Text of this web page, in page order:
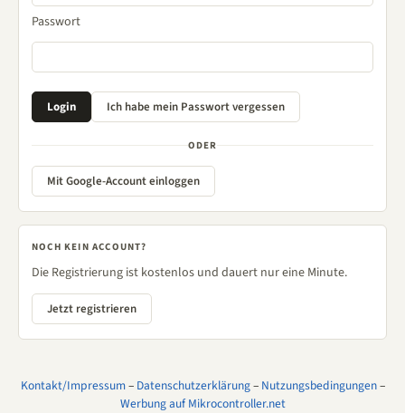
Passwort
ODER
Mit Google-Account einloggen
NOCH KEIN ACCOUNT?
Die Registrierung ist kostenlos und dauert nur eine Minute.
Jetzt registrieren
Kontakt/Impressum– Datenschutzerklärung– Nutzungsbedingungen–
Werbung auf Mikrocontroller.net